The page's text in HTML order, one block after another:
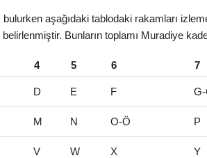
bulurken aşağıdaki tablodaki rakamları
Bunların toplamı Muradiye
4 5 6 7
D E F
M N O-Ö P
V W X Y